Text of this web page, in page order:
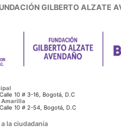
GILBERTO ALZATE
10 # 3-16, Bogotá, D.C
Amarilla
10 # 2-54, Bogotá, D.C
la ciudadanía